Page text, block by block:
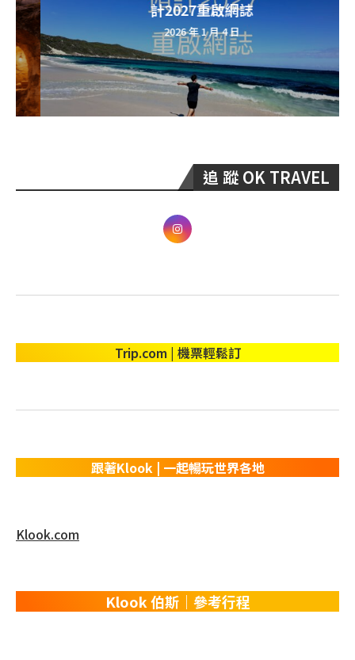
計2027重啟網誌
2026 年 1 月 4 日
追 蹤 OK TRAVEL
Trip.com | 機票輕鬆訂
跟著Klook | 一起暢玩世界各地
Klook.com
Klook 伯斯｜參考行程